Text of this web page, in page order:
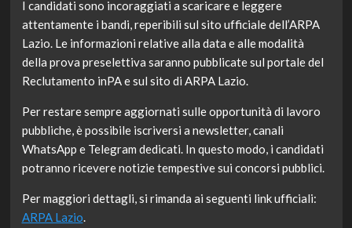
I candidati sono incoraggiati a scaricare e leggere
attentamente i bandi, reperibili sul sito ufficiale dell’ARPA
Lazio. Le informazioni relative alla data e alle modalità
della prova preselettiva saranno pubblicate sul portale del
Reclutamento inPA e sul sito di ARPA Lazio.
Per restare sempre aggiornati sulle opportunità di lavoro
pubbliche, è possibile iscriversi a newsletter, canali
WhatsApp e Telegram dedicati. In questo modo, i candidati
potranno ricevere notizie tempestive sui concorsi pubblici.
Per maggiori dettagli, si rimanda ai seguenti link ufficiali:
ARPA Lazio.